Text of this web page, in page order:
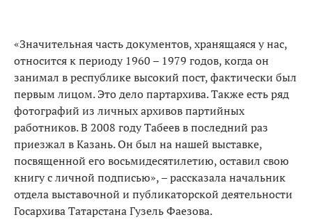
«Значительная часть документов, хранящаяся у нас,
относится к периоду 1960 – 1979 годов, когда он
занимал в республике высокий пост, фактически был
первым лицом. Это дело партархива. Также есть ряд
фотографий из личных архивов партийных
работников. В 2008 году Табеев в последний раз
приезжал в Казань. Он был на нашей выставке,
посвященной его восьмидесятилетию, оставил свою
книгу с личной подписью», – рассказала начальник
отдела выставочной и публикаторской деятельности
Госархива Татарстана Гузель Фаезова.